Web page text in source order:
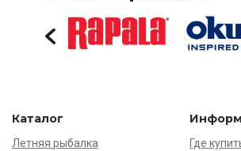
Каталог
Летняя рыбалка
Где